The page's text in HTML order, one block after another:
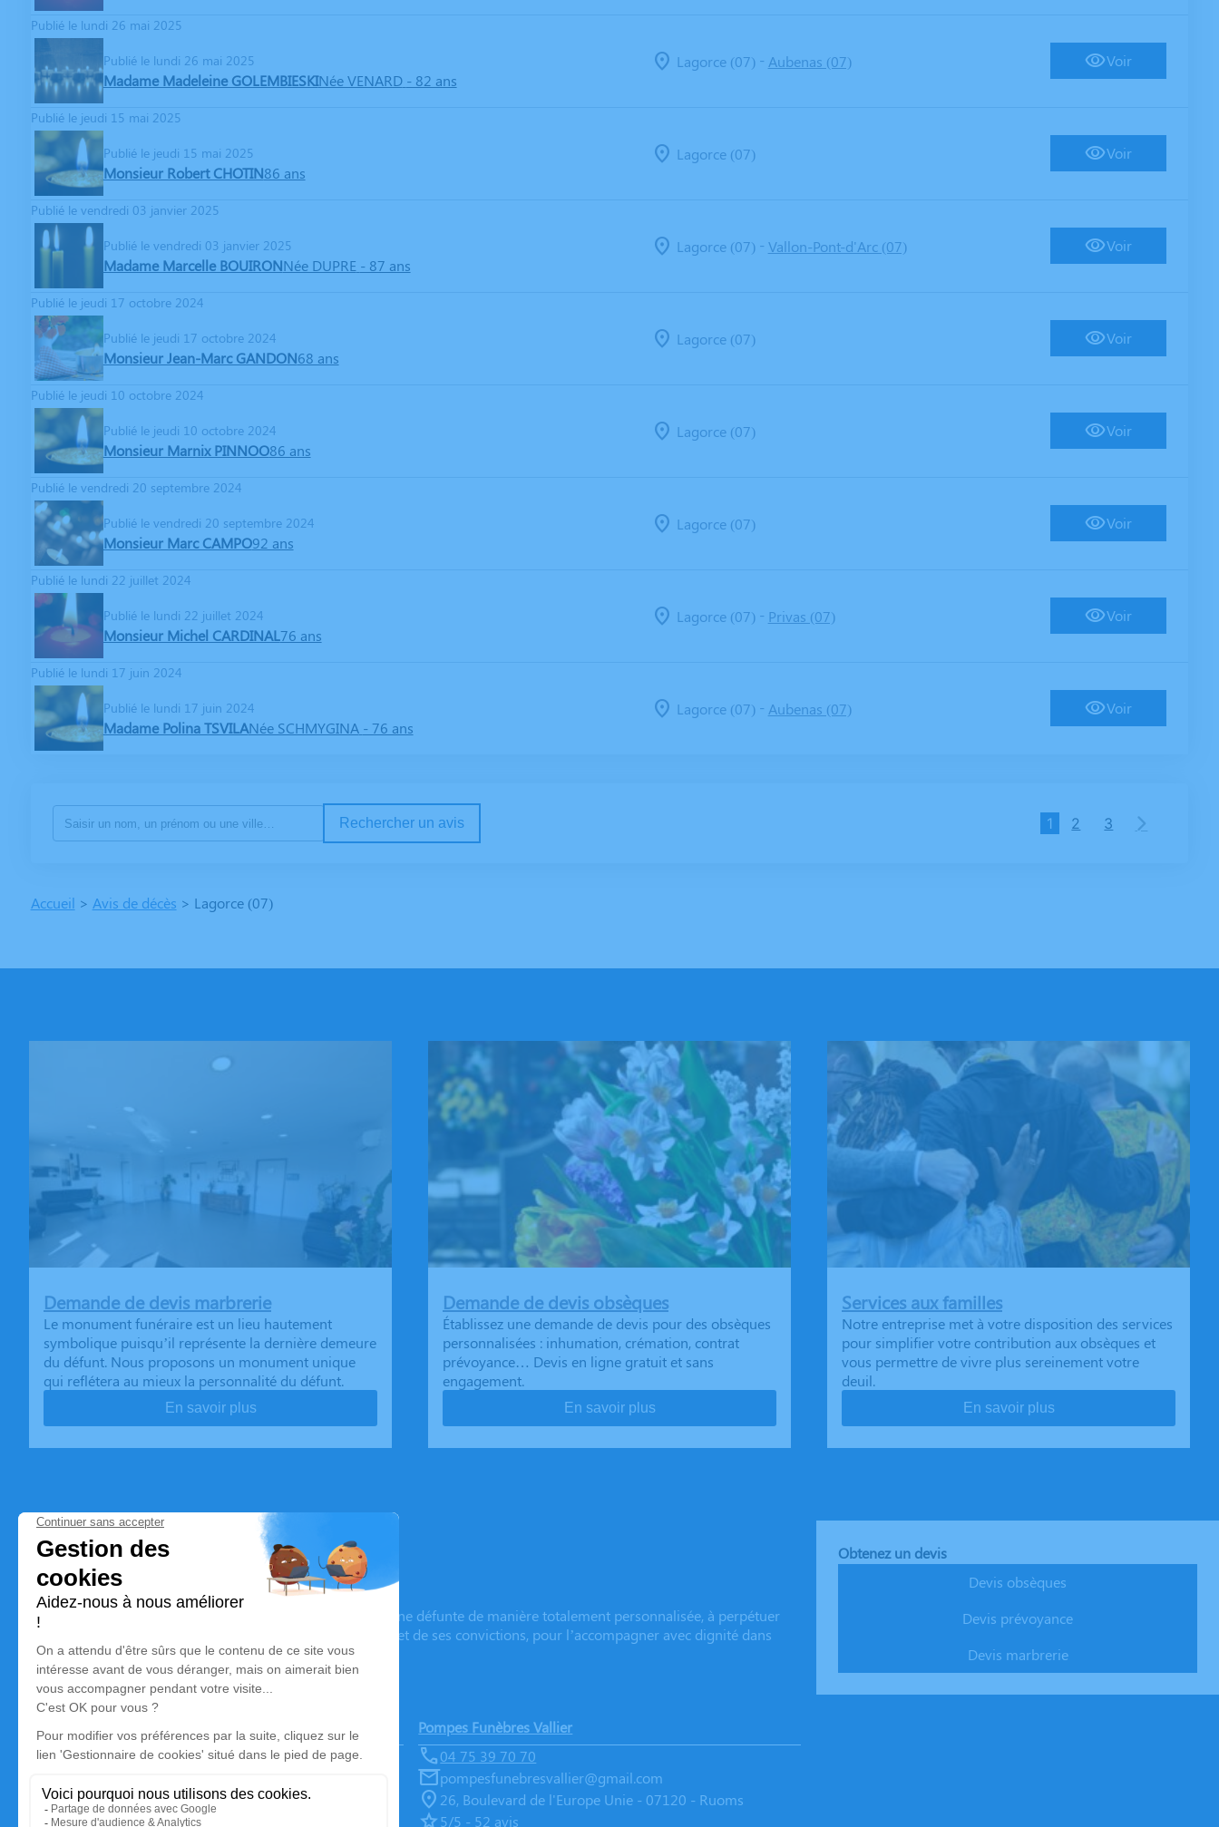
Publié le lundi 26 mai 2025
Publié le lundi 26 mai 2025
Madame Madeleine GOLEMBIESKINée VENARD - 82 ans
Lagorce (07)- Aubenas (07) Voir
Publié le jeudi 15 mai 2025
Publié le jeudi 15 mai 2025
Monsieur Robert CHOTIN86 ans
Lagorce (07) Voir
Publié le vendredi 03 janvier 2025
Publié le vendredi 03 janvier 2025
Madame Marcelle BOUIRONNée DUPRE - 87 ans
Lagorce (07)- Vallon-Pont-d'Arc (07) Voir
Publié le jeudi 17 octobre 2024
Publié le jeudi 17 octobre 2024
Monsieur Jean-Marc GANDON68 ans
Lagorce (07) Voir
Publié le jeudi 10 octobre 2024
Publié le jeudi 10 octobre 2024
Monsieur Marnix PINNOO86 ans
Lagorce (07) Voir
Publié le vendredi 20 septembre 2024
Publié le vendredi 20 septembre 2024
Monsieur Marc CAMPO92 ans
Lagorce (07) Voir
Publié le lundi 22 juillet 2024
Publié le lundi 22 juillet 2024
Monsieur Michel CARDINAL76 ans
Lagorce (07)- Privas (07) Voir
Publié le lundi 17 juin 2024
Publié le lundi 17 juin 2024
Madame Polina TSVILANée SCHMYGINA - 76 ans
Lagorce (07)- Aubenas (07) Voir
Rechercher un avis 1 2 3
Accueil > Avis de décès > Lagorce (07)
Demande de devis marbrerie
Le monument funéraire est un lieu hautement
symbolique puisqu’il représente la dernière demeure
du défunt. Nous proposons un monument unique
qui reflétera au mieux la personnalité du défunt.
En savoir plus
Demande de devis obsèques
Établissez une demande de devis pour des obsèques
personnalisées : inhumation, crémation, contrat
prévoyance… Devis en ligne gratuit et sans
engagement.
En savoir plus
Services aux familles
Notre entreprise met à votre disposition des services
pour simplifier votre contribution aux obsèques et
vous permettre de vivre plus sereinement votre
deuil.
En savoir plus
Pompes Funèbres Vallier
Nos équipes vous aident à honorer la mémoire de la personne défunte de manière totalement personnalisée, à perpétuer
son souvenir dans le respect de ses volontés, de ses valeurs et de ses convictions, pour l’accompagner avec dignité dans
son dernier voyage.
Obtenez un devis
Devis obsèques
Devis prévoyance
Devis marbrerie
Nos agences
Pompes Funèbres Vallier
04 75 39 70 70
Route de Ruoms - 07150 - Vallon-Pont-d'Arc
4.7/5 - 15 avis
Pompes Funèbres Vallier
04 75 39 70 70
pompesfunebresvallier@gmail.com
26, Boulevard de l'Europe Unie - 07120 - Ruoms
5/5 - 52 avis